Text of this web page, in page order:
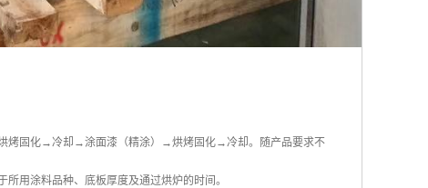
烤固化→冷却→涂面漆（精涂）→烘烤固化→冷却。随产品要求不
用涂料品种、底板厚度及通过烘炉的时间。